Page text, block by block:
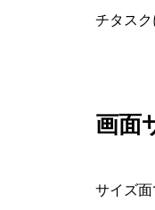
チタスク
画面
サイズ